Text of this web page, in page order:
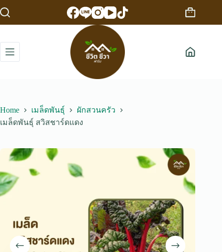
to
Shopping
cart
Home เมล็ดพันธุ์
ผักสวนครัว
เมล็ดพันธุ์ สวิสชาร์ดแดง